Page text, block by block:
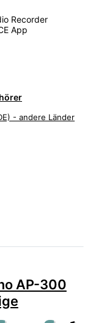
Recorder
App
- andere Länder
Produkt liegen
AP-300